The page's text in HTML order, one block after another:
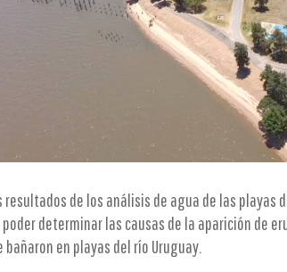
resultados de los análisis de agua de las playas
determinar las causas de la aparición de
bañaron en playas del río Uruguay.